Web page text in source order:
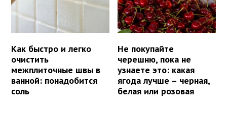
Как быстро и легко
очистить
межплиточные швы в
ванной: понадобится
соль
Не покупайте
черешню, пока не
узнаете это: какая
ягода лучше – черная,
белая или розовая